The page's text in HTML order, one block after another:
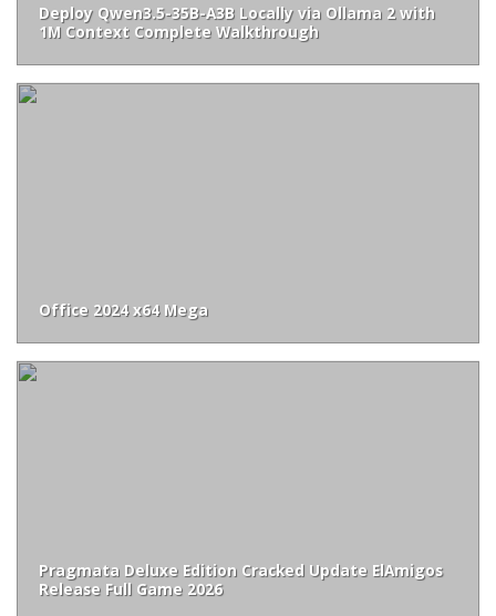
Deploy Qwen3.5-35B-A3B Locally via Ollama 2 with
1M Context Complete Walkthrough
Office 2024 x64 Mega
Pragmata Deluxe Edition Cracked Update ElAmigos
Release Full Game 2026